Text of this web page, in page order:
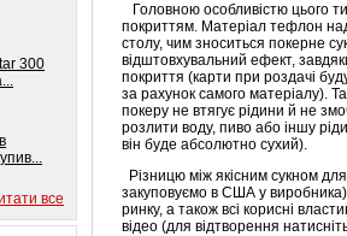
300
все
Головною особливістю цього
покриттям. Матеріал тефлон
столу, чим зноситься покерне
відштовхувальний ефект,
покриття (карти при роздачі
за рахунок самого матеріалу).
покеру не втягує рідини й не
розлити воду, пиво або іншу
він буде абсолютно сухий).
Різницю між якісним сукном
закуповуємо в США у
ринку, а також всі корисні
відео (для відтворення